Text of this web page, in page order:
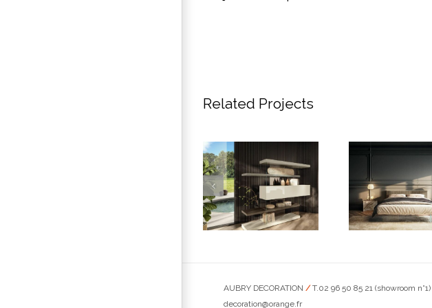
Related Projects
Bibliothèque –
Lit Air
AUBRY DECORATION /T.02 96 50 85 21 (showroom n°1)
decoration@orange.fr